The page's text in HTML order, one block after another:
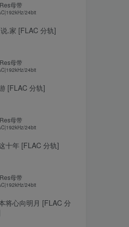
母带
24bit
.家 [FLAC 分轨]
母带
24bit
[FLAC 分轨]
母带
24bit
十年 [FLAC 分轨]
母带
24bit
将心向明月 [FLAC 分